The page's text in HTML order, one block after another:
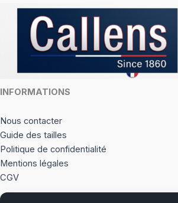
sur
page
du
produit
INFORMATIONS
Nous contacter
Guide des tailles
Politique de confidentialité
Mentions légales
CGV